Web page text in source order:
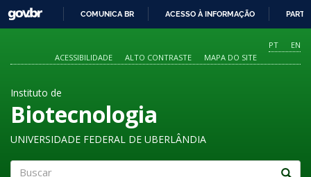
O
CONTEÚDO
GOVBR
COMUNICA BR ACESSO À INFORMAÇÃO
PT
EN
ACESSIBILIDADE
ALTO CONTRASTE MAPA DO SITE
Instituto de
Biotecnologia
UNIVERSIDADE FEDERAL DE UBERLÂNDIA